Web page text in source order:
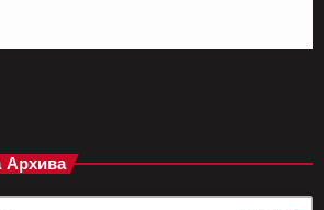
Архива